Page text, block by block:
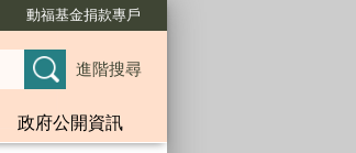
動福基金捐款專戶
進階搜尋
政府公開資訊